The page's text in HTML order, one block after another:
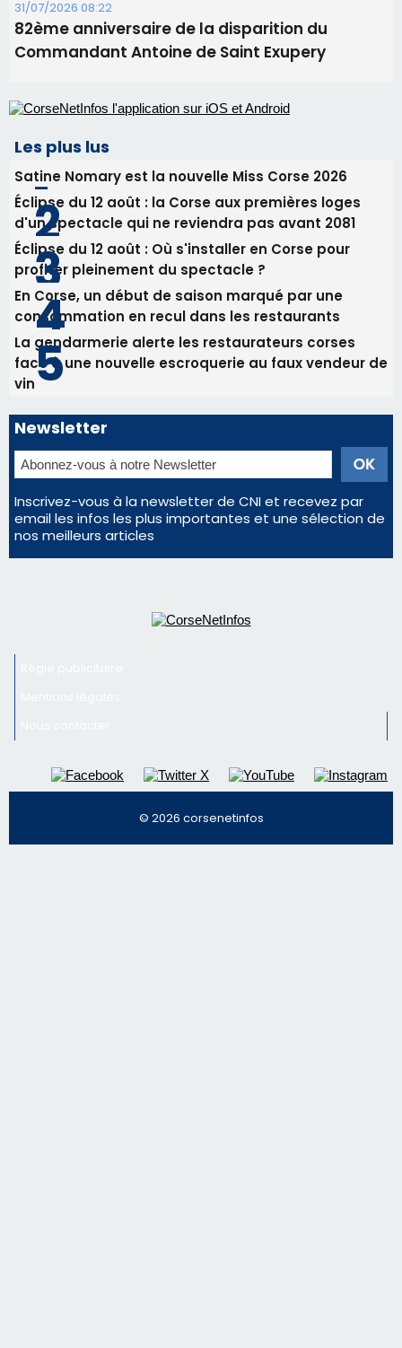
05/08/2026 09:53
Biguglia : messe de la Sainte-Marie et
procession le 14 août
Tennis - Début ce week-end du tournoi du
RCPV
31/07/2026 08:22
82ème anniversaire de la disparition du
Commandant Antoine de Saint Exupery
Les plus lus
Satine Nomary est la nouvelle Miss Corse 2026
Éclipse du 12 août : la Corse aux premières loges
d'un spectacle qui ne reviendra pas avant 2081
Éclipse du 12 août : Où s'installer en Corse pour
profiter pleinement du spectacle ?
En Corse, un début de saison marqué par une
consommation en recul dans les restaurants
La gendarmerie alerte les restaurateurs corses
face à une nouvelle escroquerie au faux vendeur de